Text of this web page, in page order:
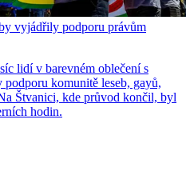
vyjádřily podporu právům
lidí v barevném oblečení s
komunitě leseb, gayů,
Štvanici, kde průvod končil, byl
hodin.